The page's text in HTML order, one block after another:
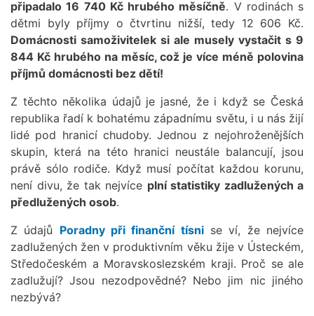
připadalo 16 740 Kč hrubého měsíčně. V rodinách s
dětmi byly příjmy o čtvrtinu nižší, tedy 12 606 Kč.
Domácnosti samoživitelek si ale musely vystačit s 9
844 Kč hrubého na měsíc, což je více méně polovina
příjmů domácnosti bez dětí!
Z těchto několika údajů je jasné, že i když se Česká
republika řadí k bohatému západnímu světu, i u nás žijí
lidé pod hranicí chudoby. Jednou z nejohroženějších
skupin, která na této hranici neustále balancují, jsou
právě sólo rodiče. Když musí počítat každou korunu,
není divu, že tak nejvíce plní statistiky zadlužených a
předlužených osob.
Z údajů Poradny při finanční tísni se ví, že nejvíce
zadlužených žen v produktivním věku žije v Ústeckém,
Středočeském a Moravskoslezském kraji. Proč se ale
zadlužují? Jsou nezodpovědné? Nebo jim nic jiného
nezbývá?